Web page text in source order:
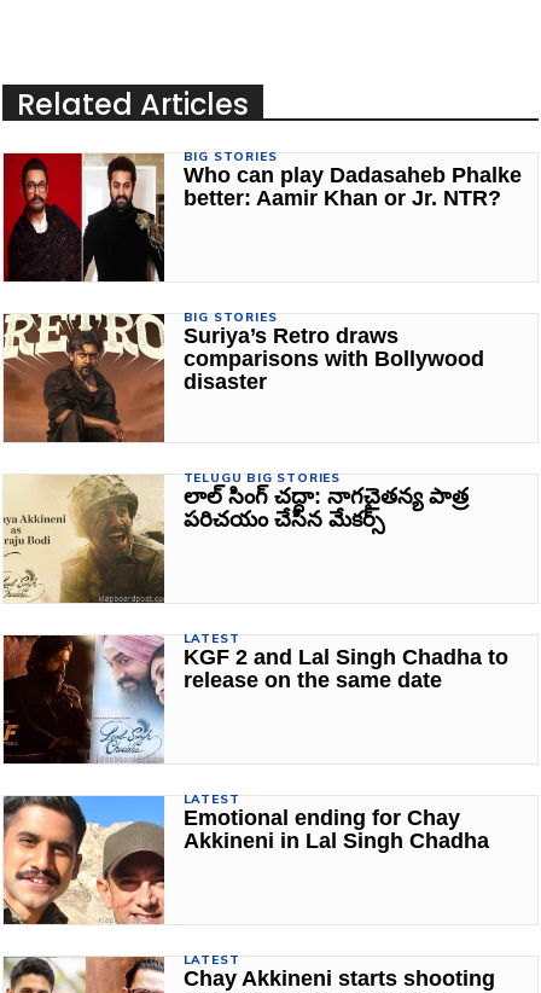
Related Articles
BIG STORIES
Who can play Dadasaheb Phalke
better: Aamir Khan or Jr. NTR?
BIG STORIES
Suriya’s Retro draws
comparisons with Bollywood
disaster
TELUGU BIG STORIES
లాల్ సింగ్ చద్దా: నాగచైతన్య పాత్ర
పరిచయం చేసిన మేకర్స్‌
LATEST
KGF 2 and Lal Singh Chadha to
release on the same date
LATEST
Emotional ending for Chay
Akkineni in Lal Singh Chadha
LATEST
Chay Akkineni starts shooting